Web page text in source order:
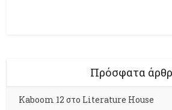
Πρόσφατα
Kaboom 12 στο Literature House